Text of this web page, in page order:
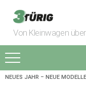
Von Kleinwagen
AKTUELLES
NEUES JAHR – NEUE MODELLE